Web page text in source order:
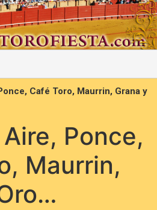
Café Toro, Maurrin, Grana y
Ponce,
Maurrin,